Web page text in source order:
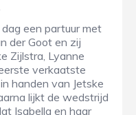
een partuur met
der Goot en zij
Zijlstra, Lyanne
verkaatste
handen van Jetske
lijkt de wedstrijd
Isabella en haar